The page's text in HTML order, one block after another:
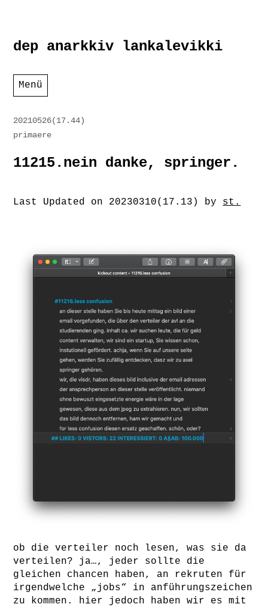
Zum
Inhalt
dep anarkkiv lankalevikki
Menü
20210526(17.44)
primaere
11215.nein danke, springer.
Last Updated on 20230310(17.13) by st.
ob die verteiler noch lesen, was sie da
verteilen? ja…, jeder sollte die
gleichen chancen haben, an rekruten für
irgendwelche „jobs“ in anführungszeichen
zu kommen. hier jedoch haben wir es mit